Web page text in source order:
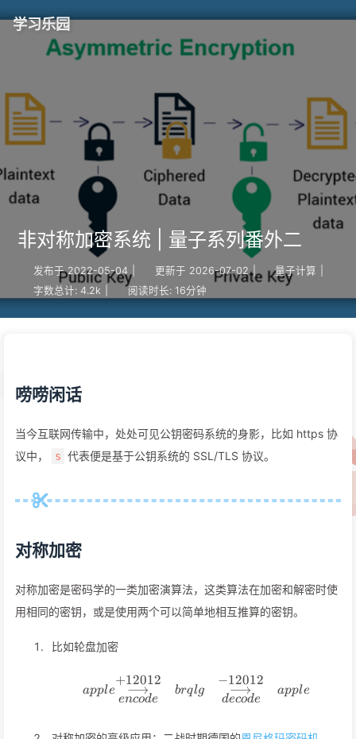
学习乐园
非对称加密系统 | 量子系列番外二
发布于 2022-05-04 更新于 2026-07-02 | 量子计算
字数总计: 4.2k 阅读时长: 16分钟
唠唠闲话
当今互联网传输中，处处可见公钥密码系统的身影，比如 https 协
议中，
s 代表便是基于公钥系统的 SSL/TLS 协议。
对称加密
对称加密是密码学的一类加密演算法，这类算法在加密和解密时使
用相同的密钥，或是使用两个可以简单地相互推算的密钥。
比如轮盘加密
apple
encode
⟶
+12012
brqlg
decode
⟶
−12012
apple